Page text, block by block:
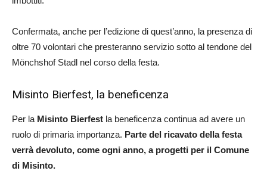
Confermata, anche per l’edizione di quest’anno, la presenza di
oltre 70 volontari che presteranno servizio sotto al tendone del
Mönchshof Stadl nel corso della festa.
Misinto Bierfest, la beneficenza
Per la Misinto Bierfest la beneficenza continua ad avere un
ruolo di primaria importanza. Parte del ricavato della festa
verrà devoluto, come ogni anno, a progetti per il Comune
di Misinto.